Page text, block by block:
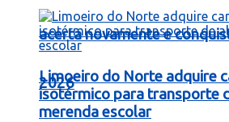
acerta novamente e
2026
Limoeiro do Norte adquire
isotérmico para transporte
merenda escolar